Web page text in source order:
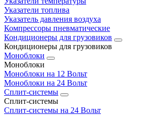
Указатели топлива
Указатель давления воздуха
Компрессоры пневматические
Кондиционеры для грузовиков
Кондиционеры для грузовиков
Моноблоки
Моноблоки
Моноблоки на 12 Вольт
Моноблоки на 24 Вольт
Сплит-системы
Сплит-системы
Сплит‑системы на 24 Вольт